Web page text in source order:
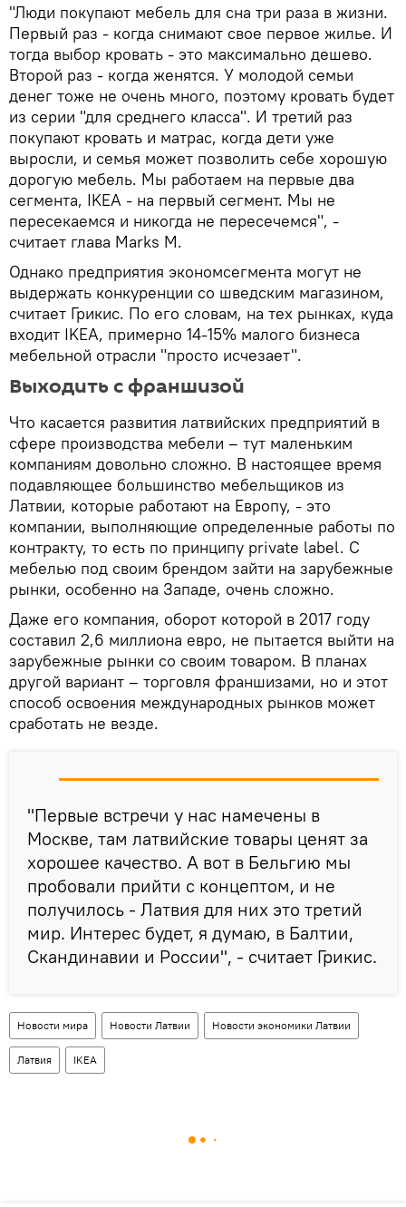
"Люди покупают мебель для сна три раза в жизни.
Первый раз - когда снимают свое первое жилье. И
тогда выбор кровать - это максимально дешево.
Второй раз - когда женятся. У молодой семьи
денег тоже не очень много, поэтому кровать будет
из серии "для среднего класса". И третий раз
покупают кровать и матрас, когда дети уже
выросли, и семья может позволить себе хорошую
дорогую мебель. Мы работаем на первые два
сегмента, IKEA - на первый сегмент. Мы не
пересекаемся и никогда не пересечемся", -
считает глава Marks M.
Однако предприятия экономсегмента могут не
выдержать конкуренции со шведским магазином,
считает Грикис. По его словам, на тех рынках, куда
входит IKEA, примерно 14-15% малого бизнеса
мебельной отрасли "просто исчезает".
Выходить с франшизой
Что касается развития латвийских предприятий в
сфере производства мебели – тут маленьким
компаниям довольно сложно. В настоящее время
подавляющее большинство мебельщиков из
Латвии, которые работают на Европу, - это
компании, выполняющие определенные работы по
контракту, то есть по принципу private label. С
мебелью под своим брендом зайти на зарубежные
рынки, особенно на Западе, очень сложно.
Даже его компания, оборот которой в 2017 году
составил 2,6 миллиона евро, не пытается выйти на
зарубежные рынки со своим товаром. В планах
другой вариант – торговля франшизами, но и этот
способ освоения международных рынков может
сработать не везде.
"Первые встречи у нас намечены в
Москве, там латвийские товары ценят за
хорошее качество. А вот в Бельгию мы
пробовали прийти с концептом, и не
получилось - Латвия для них это третий
мир. Интерес будет, я думаю, в Балтии,
Скандинавии и России", - считает Грикис.
Новости мира Новости Латвии Новости экономики Латвии
Латвия IKEA